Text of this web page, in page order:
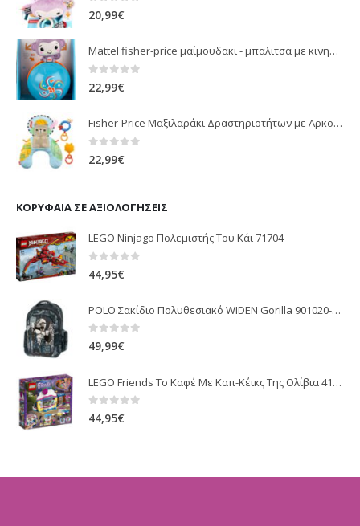
0 out of 5
20,99€
Mattel fisher-price μαίμουδακι - μπαλιτσα με κινηση JLB95
22,99€
Fisher-Price Μαξιλαράκι Δραστηριοτήτων με Αρκουδάκι (JHB44)
22,99€
ΚΟΡΥΦΑΊΑ ΣΕ ΑΞΙΟΛΟΓΉΣΕΙΣ
LEGO Ninjago Πολεμιστής Του Κάι 71704
44,95€
POLO Σακίδιο Πολυθεσιακό WIDEN Gorilla 901020-8124 (2022)
0 out of 5
49,99€
LEGO Friends Το Καφέ Με Καπ-Κέικς Της Ολίβια 41366
0 out of 5
44,95€